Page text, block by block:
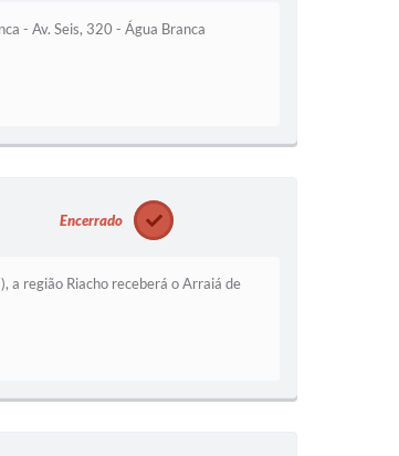
- Av. Seis, 320 - Água Branca
Encerrado
a região Riacho receberá o Arraiá de